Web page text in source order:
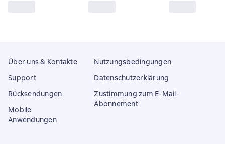
Über uns & Kontakte
Support
Rücksendungen
Mobile
Anwendungen
Nutzungsbedingungen
Datenschutzerklärung
Zustimmung zum E-Mail-
Abonnement